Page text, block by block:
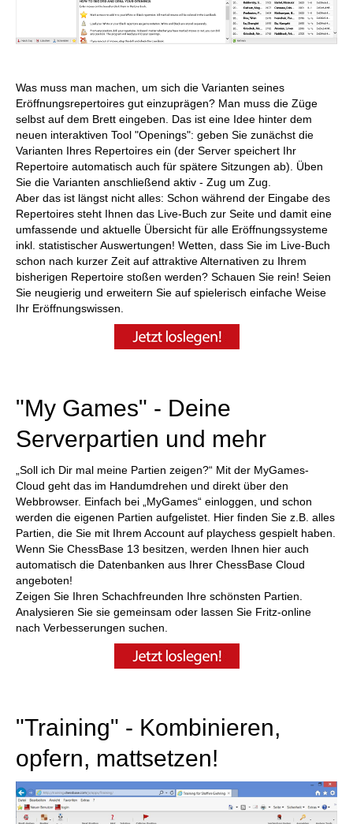
Was muss man machen, um sich die Varianten seines
Eröffnungsrepertoires gut einzuprägen? Man muss die Züge
selbst auf dem Brett eingeben. Das ist eine Idee hinter dem
neuen interaktiven Tool "Openings": geben Sie zunächst die
Varianten Ihres Repertoires ein (der Server speichert Ihr
Repertoire automatisch auch für spätere Sitzungen ab). Üben
Sie die Varianten anschließend aktiv - Zug um Zug.
Aber das ist längst nicht alles: Schon während der Eingabe des
Repertoires steht Ihnen das Live-Buch zur Seite und damit eine
umfassende und aktuelle Übersicht für alle Eröffnungssysteme
inkl. statistischer Auswertungen! Wetten, dass Sie im Live-Buch
schon nach kurzer Zeit auf attraktive Alternativen zu Ihrem
bisherigen Repertoire stoßen werden? Schauen Sie rein! Seien
Sie neugierig und erweitern Sie auf spielerisch einfache Weise
Ihr Eröffnungswissen.
"My Games" - Deine
Serverpartien und mehr
„Soll ich Dir mal meine Partien zeigen?“ Mit der MyGames-
Cloud geht das im Handumdrehen und direkt über den
Webbrowser. Einfach bei „MyGames“ einloggen, und schon
werden die eigenen Partien aufgelistet. Hier finden Sie z.B. alles
Partien, die Sie mit Ihrem Account auf playchess gespielt haben.
Wenn Sie ChessBase 13 besitzen, werden Ihnen hier auch
automatisch die Datenbanken aus Ihrer ChessBase Cloud
angeboten!
Zeigen Sie Ihren Schachfreunden Ihre schönsten Partien.
Analysieren Sie sie gemeinsam oder lassen Sie Fritz-online
nach Verbesserungen suchen.
"Training" - Kombinieren,
opfern, mattsetzen!